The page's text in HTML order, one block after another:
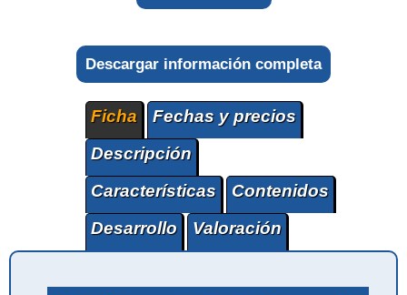
Descargar información completa
Ficha
Fechas y precios
Descripción
Características
Contenidos
Desarrollo
Valoración